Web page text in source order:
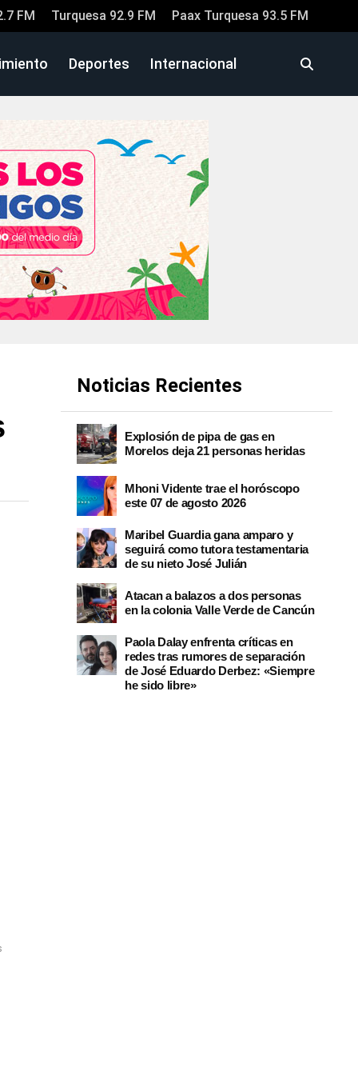
FM Turquesa 92.9 FM Paax Turquesa 93.5 FM
Deportes Internacional
Noticias Recientes
Explosión de pipa de gas en
Morelos deja 21 personas heridas
Mhoni Vidente trae el horóscopo
este 07 de agosto 2026
Maribel Guardia gana amparo y
seguirá como tutora testamentaria
de su nieto José Julián
Atacan a balazos a dos personas
en la colonia Valle Verde de Cancún
Paola Dalay enfrenta críticas en
redes tras rumores de separación
de José Eduardo Derbez: «Siempre
he sido libre»